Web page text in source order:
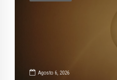
Agosto 6, 2026